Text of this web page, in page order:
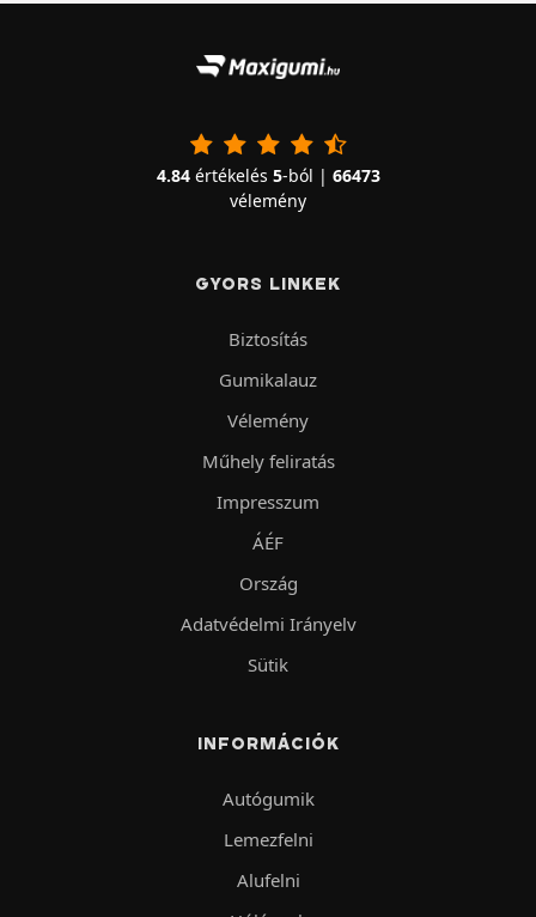
4.84értékelés 5-ból | 66473
vélemény
GYORS LINKEK
Biztosítás
Gumikalauz
Vélemény
Műhely feliratás
Impresszum
ÁÉF
Ország
Adatvédelmi Irányelv
Sütik
INFORMÁCIÓK
Autógumik
Lemezfelni
Alufelni